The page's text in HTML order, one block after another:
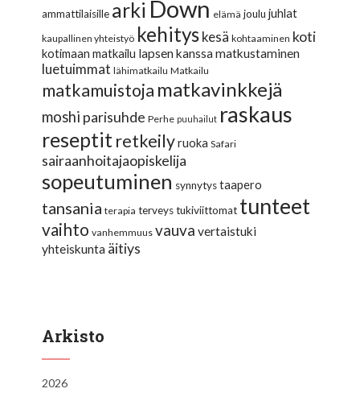
ammattilaisille arki Down elämä joulu juhlat
kaupallinen yhteistyö kehityskesä kohtaaminen koti
kotimaan matkailu lapsen kanssa matkustaminen
luetuimmat lähimatkailu Matkailu
matkamuistoja matkavinkkejä
moshi parisuhde Perhe puuhailut raskaus
reseptit retkeily ruoka Safari
sairaanhoitajaopiskelija
sopeutuminen synnytys taapero
tansania terapia terveys tukiviittomat tunteet
vaihto vanhemmuus vauva vertaistuki
yhteiskunta äitiys
Arkisto
2026